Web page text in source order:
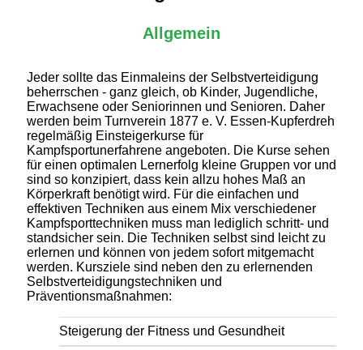
Allgemein
Jeder sollte das Einmaleins der Selbstverteidigung
beherrschen - ganz gleich, ob Kinder, Jugendliche,
Erwachsene oder Seniorinnen und Senioren. Daher
werden beim Turnverein 1877 e. V. Essen-Kupferdreh
regelmäßig Einsteigerkurse für
Kampfsportunerfahrene angeboten. Die Kurse sehen
für einen optimalen Lernerfolg kleine Gruppen vor und
sind so konzipiert, dass kein allzu hohes Maß an
Körperkraft benötigt wird. Für die einfachen und
effektiven Techniken aus einem Mix verschiedener
Kampfsporttechniken muss man lediglich schritt- und
standsicher sein. Die Techniken selbst sind leicht zu
erlernen und können von jedem sofort mitgemacht
werden. Kursziele sind neben den zu erlernenden
Selbstverteidigungstechniken und
Präventionsmaßnahmen:
Steigerung der Fitness und Gesundheit